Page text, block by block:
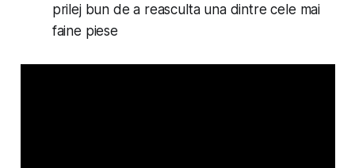
prilej bun de a reasculta una dintre cele mai
faine piese